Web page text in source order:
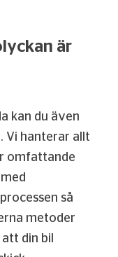
är
kan du även
Vi hanterar allt
omfattande
så
metoder
din bil